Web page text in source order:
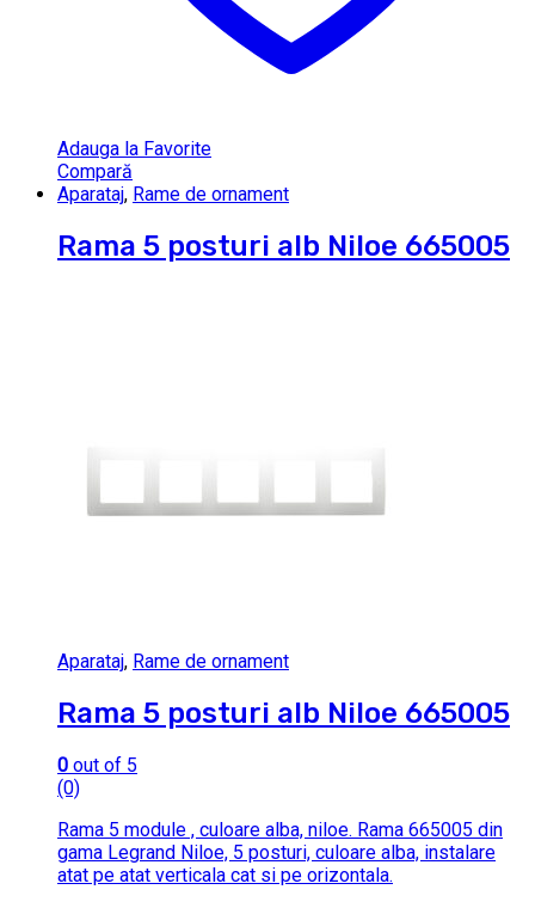
Adauga la Favorite
Compară
Aparataj, Rame de ornament
Rama 5 posturi alb Niloe 665005
Aparataj, Rame de ornament
Rama 5 posturi alb Niloe 665005
0 out of 5
(0)
Rama 5 module , culoare alba, niloe. Rama 665005 din
gama Legrand Niloe, 5 posturi, culoare alba, instalare
atat pe atat verticala cat si pe orizontala.